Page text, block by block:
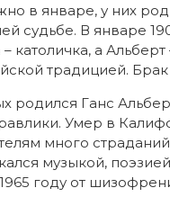
в январе, у них
судьбе. В январе
католичка, а
традицией.
Ганс
Умер в
много
музыкой,
году от